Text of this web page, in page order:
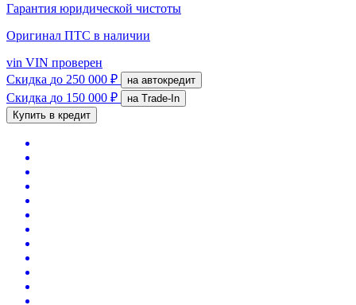
Гарантия юридической чистоты
Оригинал ПТС в наличии
vin VIN проверен
Скидка до 250 000 ₽ на автокредит
Скидка до 150 000 ₽
на Trade-In
Купить в кредит